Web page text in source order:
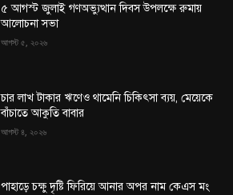
৫ আগস্ট জুলাই গণঅভ্যুত্থান দিবস উপলক্ষে রুমায়
আলোচনা সভা
আগস্ট ৫, ২০২৬
চার লাখ টাকার ঋণেও থামেনি চিকিৎসা ব্যয়, মেয়েকে
বাঁচাতে আকুতি বাবার
আগস্ট ৪, ২০২৬
পাহাড়ে চক্ষু দৃষ্টি ফিরিয়ে আনার অপর নাম কেএস মং